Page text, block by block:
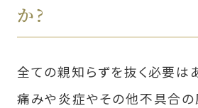
か?
全ての親知らずを抜く必要は
痛みや炎症やその他不具合